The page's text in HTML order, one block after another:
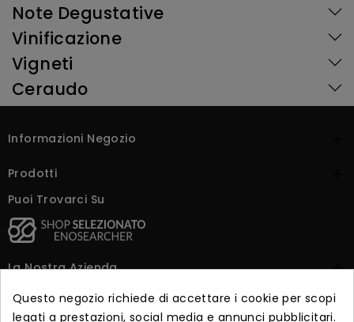
Note Degustative
Vinificazione
Vigneti
Ceraudo
Informazioni Negozio
Prodotti
Puoi Trovarci Su
La Nostra Azienda 
Dicono Di Noi 
Questo negozio richiede di accettare i cookie per scopi
legati a prestazioni, social media e annunci pubblicitari.